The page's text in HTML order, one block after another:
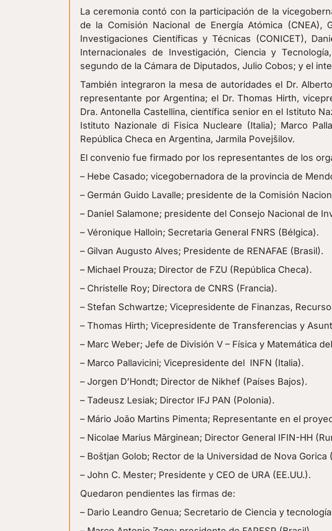
La ceremonia contó con la participación de la
de la Comisión Nacional de Energía Atómica (CNEA),
Investigaciones Científicas y Técnicas (CONICET),
Internacionales de Investigación, Ciencia y
segundo de la Cámara de Diputados, Julio Cobos; y el
También integraron la mesa de autoridades el Dr.
representante por Argentina; el Dr. Thomas Hirth,
Dra. Antonella Castellina, científica senior en el Istituto
Istituto Nazionale di Fisica Nucleare (Italia); Marco
República Checa en Argentina, Jarmila Povejšilov.
El convenio fue firmado por los representantes de los
– Hebe Casado; vicegobernadora de la provincia de
– Germán Guido Lavalle; presidente de la Comisión
– Daniel Salamone; presidente del Consejo Nacional de
– Véronique Halloin; Secretaria General FNRS (Bélgica).
– Gilvan Augusto Alves; Presidente de RENAFAE (Brasil).
– Michael Prouza; Director de FZU (República Checa).
– Christelle Roy; Directora de CNRS (Francia).
– Stefan Schwartze; Vicepresidente de Finanzas,
– Thomas Hirth; Vicepresidente de Transferencias y
– Marc Weber; Jefe de División V – Física y Matemática
– Marco Pallavicini; Vicepresidente del INFN (Italia).
– Jorgen D’Hondt; Director de Nikhef (Países Bajos).
– Tadeusz Lesiak; Director IFJ PAN (Polonia).
– Mário João Martins Pimenta; Representante en el
– Nicolae Marius Mārginean; Director General IFIN-HH
– Boštjan Golob; Rector de la Universidad de Nova Gorica
– John C. Mester; Presidente y CEO de URA (EE.UU.).
Quedaron pendientes las firmas de:
– Dario Leandro Genua; Secretario de Ciencia y